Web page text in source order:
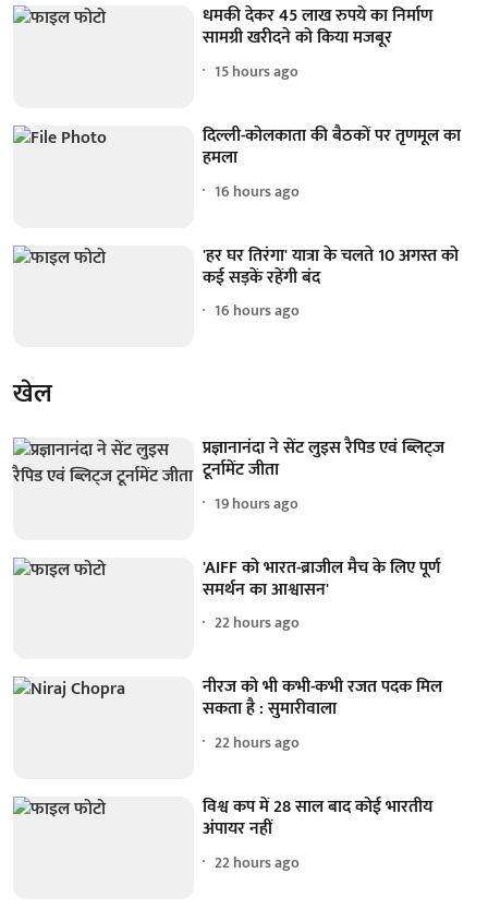
धमकी देकर 45 लाख रुपये का निर्माण
सामग्री खरीदने को किया मजबूर
15 hours ago
दिल्ली-कोलकाता की बैठकों पर तृणमूल का
हमला
16 hours ago
'हर घर तिरंगा' यात्रा के चलते 10 अगस्त को
कई सड़कें रहेंगी बंद
16 hours ago
खेल
प्रज्ञानानंदा ने सेंट लुइस रैपिड एवं ब्लिट्ज
टूर्नामेंट जीता
19 hours ago
'AIFF को भारत-ब्राजील मैच के लिए पूर्ण
समर्थन का आश्वासन'
22 hours ago
नीरज को भी कभी-कभी रजत पदक मिल
सकता है : सुमारीवाला
22 hours ago
विश्व कप में 28 साल बाद कोई भारतीय
अंपायर नहीं
22 hours ago